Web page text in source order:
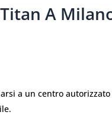
A
a un centro